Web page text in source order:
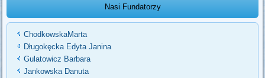
Nasi Fundatorzy
ChodkowskaMarta
Długokęcka Edyta Janina
Gulatowicz Barbara
Jankowska Danuta